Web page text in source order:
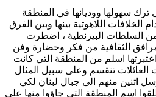
سهولها ووديانها في المنطقة
الخلافات اللاهوتية بينها وبين الفرق
السلطات البيزنطية ، اضطرت
الثقافية من فكر وحضارة وفن
اسلم من المنطقة التي كانت
العائلات تنقسم وعلى سبيل المثال
اثنين منهم الى جبال لبنان لكي
اسم المنطقة التي جاؤوا منها على